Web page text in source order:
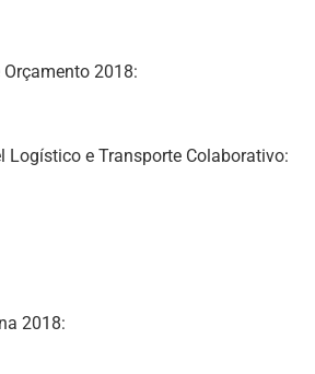
2018:
Logístico e Transporte Colaborativo:
2018: